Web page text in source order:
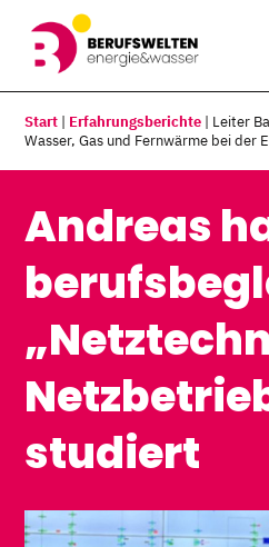
Start | Erfahrungsberichte | Leiter
Wasser, Gas und Fernwärme bei der
Andreas
studiert